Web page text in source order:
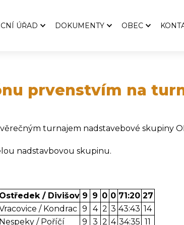
ÚŘAD
údaje
plány
zájmů
DOKUMENTY
Rozklikávací rozpočet
Závěrečné účty
Směrnice
Smlouvy a dotace
OBEC
Osadní výbor
Historie
Obecní knihovna
Dětská skupina
Události
prvenstvím na
turnajem nadstavebové skupiny
nadstavbovou skupinu.
Ostředek / Divišov 9 9 0 0 71:20 27
/ Kondrac 9 4 2 3 43:43 14
Nespeky / Poříčí 9 3 2 4 34:35 11